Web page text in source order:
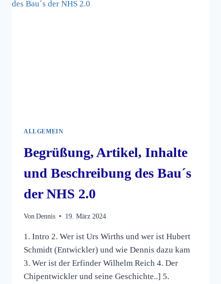
NICHT
ALLGEMEIN
Begrüßung, Artikel, Inhalte
und Beschreibung des Bau´s
der NHS 2.0
Von Dennis 19. März 2024
1. Intro 2. Wer ist Urs Wirths und wer ist Hubert
Schmidt (Entwickler) und wie Dennis dazu kam
3. Wer ist der Erfinder Wilhelm Reich 4. Der
Chipentwickler und seine Geschichte..] 5.